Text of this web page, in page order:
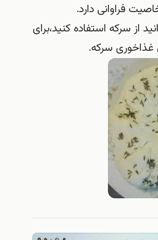
فراوانی دارد.
از سرکه استفاده کنید،برای